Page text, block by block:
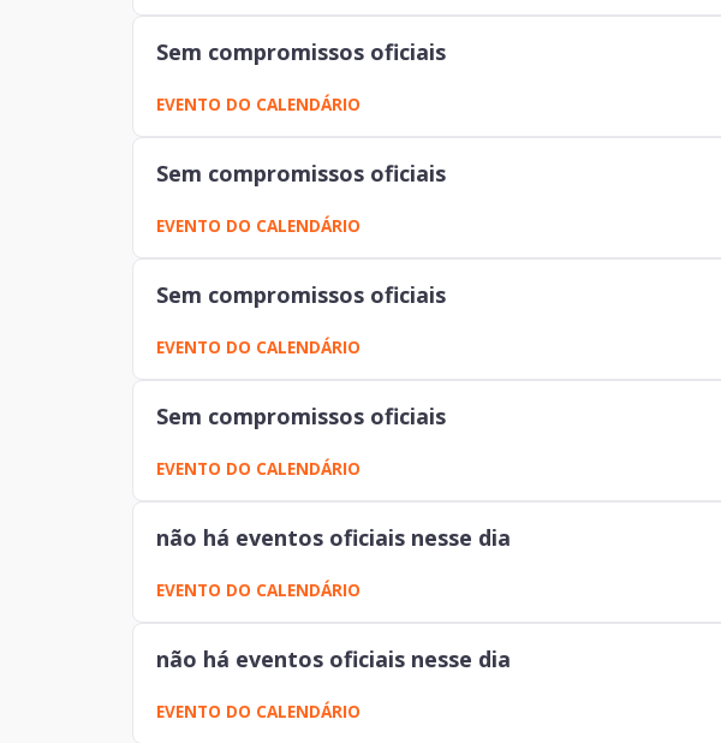
Sem compromissos oficiais
EVENTO DO CALENDÁRIO
Sem compromissos oficiais
EVENTO DO CALENDÁRIO
Sem compromissos oficiais
EVENTO DO CALENDÁRIO
Sem compromissos oficiais
EVENTO DO CALENDÁRIO
não há eventos oficiais nesse dia
EVENTO DO CALENDÁRIO
não há eventos oficiais nesse dia
EVENTO DO CALENDÁRIO